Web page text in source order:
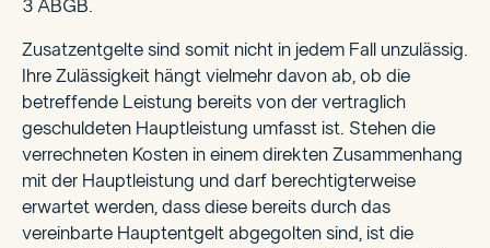
3 ABGB.
Zusatzentgelte sind somit nicht in jedem Fall unzulässig.
Ihre Zulässigkeit hängt vielmehr davon ab, ob die
betreffende Leistung bereits von der vertraglich
geschuldeten Hauptleistung umfasst ist. Stehen die
verrechneten Kosten in einem direkten Zusammenhang
mit der Hauptleistung und darf berechtigterweise
erwartet werden, dass diese bereits durch das
vereinbarte Hauptentgelt abgegolten sind, ist die